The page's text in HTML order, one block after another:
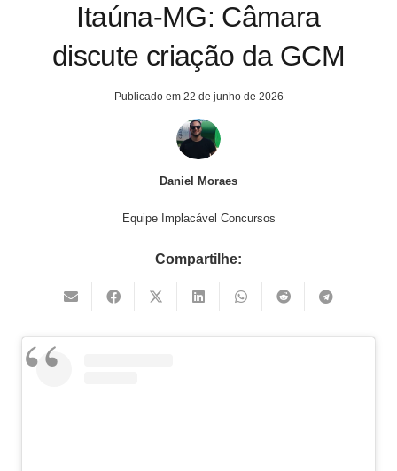
Itaúna-MG: Câmara
discute criação da GCM
Publicado em 22 de junho de 2026
Daniel Moraes
Equipe Implacável Concursos
Compartilhe: